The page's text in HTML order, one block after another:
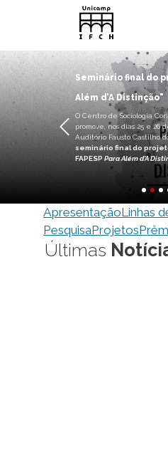
Pular para o conteúdo principal
Seminário final do
Além d’A Distinção"
O Centro de Sociologia
promove, nos dias 25 e 26
Auditório Fausto Castilho
seminário final do
FAPESPPara Além d’A
Anterior
ApresentaçãoLinhas
PesquisaProjetos
Últimas